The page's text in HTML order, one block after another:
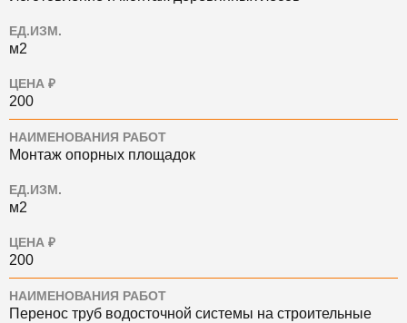
ЕД.ИЗМ.
м2
ЦЕНА ₽
200
НАИМЕНОВАНИЯ РАБОТ
Монтаж опорных площадок
ЕД.ИЗМ.
м2
ЦЕНА ₽
200
НАИМЕНОВАНИЯ РАБОТ
Перенос труб водосточной системы на строительные